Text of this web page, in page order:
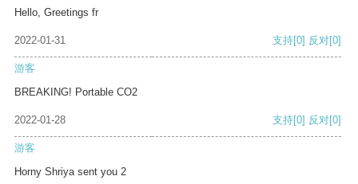
Hello, Greetings fr
2022-01-31 支持[0] 反对[0]
游客
BREAKING! Portable CO2
2022-01-28 支持[0] 反对[0]
游客
Horny Shriya sent you 2